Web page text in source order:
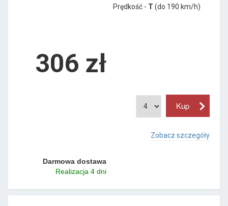
Prędkość - T (do 190 km/h)
306 zł
Zobacz szczegóły
Darmowa dostawa
Realizacja 4 dni